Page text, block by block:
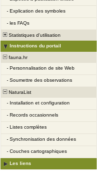
- Explication des symboles
- les FAQs
Statistiques d'utilisation
Instructions du portail
fauna.hr
- Personnalisation de site Web
- Soumettre des observations
NaturaList
- Installation et configuration
- Records occasionnels
- Listes complètes
- Synchronisation des données
- Couches cartographiques
Les liens